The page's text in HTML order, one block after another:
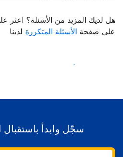
هل لديك المزيد من الأسئلة؟ اعثر
على صفحة الأسئلة المتكررة لدينا
ابدأ باستقبال الضيوف
سجّل وابدأ باستقبال